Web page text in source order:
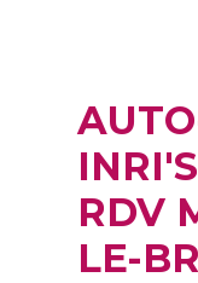
RDV
LE-